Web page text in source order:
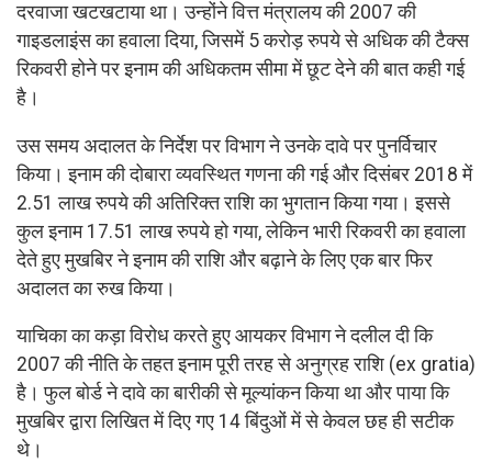
दरवाजा खटखटाया था। उन्होंने वित्त मंत्रालय की 2007 की
गाइडलाइंस का हवाला दिया, जिसमें 5 करोड़ रुपये से अधिक की टैक्स
रिकवरी होने पर इनाम की अधिकतम सीमा में छूट देने की बात कही गई
है।
उस समय अदालत के निर्देश पर विभाग ने उनके दावे पर पुनर्विचार
किया। इनाम की दोबारा व्यवस्थित गणना की गई और दिसंबर 2018 में
2.51 लाख रुपये की अतिरिक्त राशि का भुगतान किया गया। इससे
कुल इनाम 17.51 लाख रुपये हो गया, लेकिन भारी रिकवरी का हवाला
देते हुए मुखबिर ने इनाम की राशि और बढ़ाने के लिए एक बार फिर
अदालत का रुख किया।
याचिका का कड़ा विरोध करते हुए आयकर विभाग ने दलील दी कि
2007 की नीति के तहत इनाम पूरी तरह से अनुग्रह राशि (ex gratia)
है। फुल बोर्ड ने दावे का बारीकी से मूल्यांकन किया था और पाया कि
मुखबिर द्वारा लिखित में दिए गए 14 बिंदुओं में से केवल छह ही सटीक
थे।